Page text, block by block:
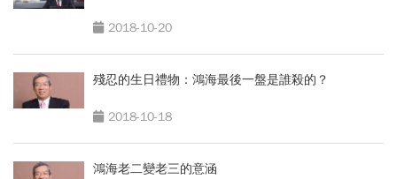
2018-10-20
殘忍的生日禮物：鴻海最後一盤是誰殺的？
2018-10-18
鴻海老二變老三的意涵